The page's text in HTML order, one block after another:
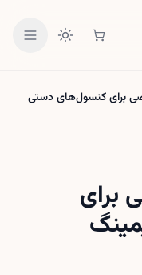
برای کنسول‌های دستی
برای